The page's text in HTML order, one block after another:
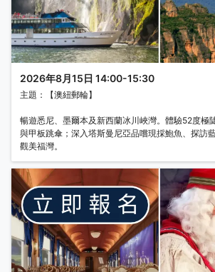
2026年8月15日 14:00-15:30
主題：【澳紐郵輪】
暢遊悉尼、墨爾本及新西蘭冰川峽灣。體驗52度極
與甲板跳傘；深入塔斯曼尼亞品嚐現採鮑魚、探訪
觀美福灣。